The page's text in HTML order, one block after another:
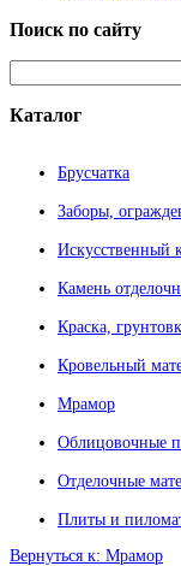
Поиск по сайту
Каталог
Брусчатка
Заборы,
Искусственный
Камень
Краска,
Кровельный
Мрамор
Облицовочные
Отделочные
Плиты и
Вернуться к: Мрамор